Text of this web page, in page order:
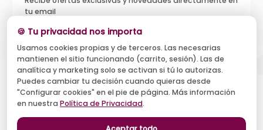
tu email
Acepto recibir novedades y ofertas, y el tratamiento de mi
email según la Política de Privacidad . Puedo darme de baja
cuando quiera.
Suscribirse
🍪 Tu privacidad nos importa
Usamos cookies propias y de terceros. Las necesarias
mantienen el sitio funcionando (carrito, sesión). Las de
analítica y marketing solo se activan si tú lo autorizas.
Puedes cambiar tu decisión cuando quieras desde
"Configurar cookies" en el pie de página. Más información
en nuestra Política de Privacidad.